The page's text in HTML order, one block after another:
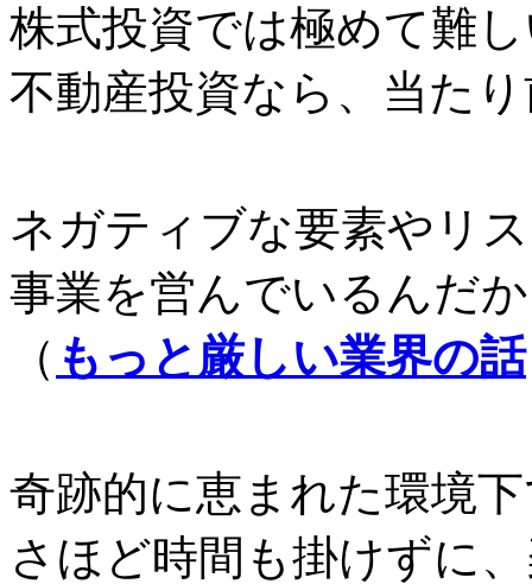
株式投資では極めて難
不動産投資なら、当た
ネガティブな要素やリ
事業を営んでいるんだ
（ もっと厳しい業界の話
奇跡的に恵まれた環境
さほど時間も掛けずに